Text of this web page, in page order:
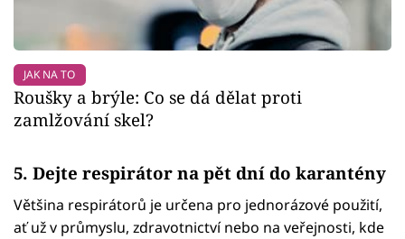
JAK NA TO
Roušky a brýle: Co se dá dělat proti
zamlžování skel?
5. Dejte respirátor na pět dní do karantény
Většina respirátorů je určena pro jednorázové použití,
ať už v průmyslu, zdravotnictví nebo na veřejnosti, kde